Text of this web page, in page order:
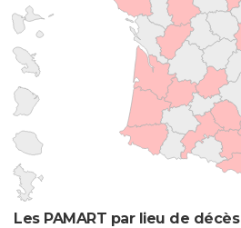
Les PAMART par lieu de décès